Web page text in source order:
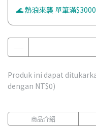
🌊 熱浪來襲 單筆滿
Produk ini dapat
dengan NT$0)
商品介紹